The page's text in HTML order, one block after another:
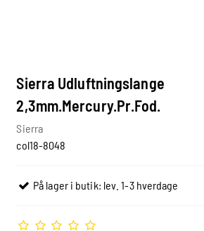
Sierra Udluftningslange
2,3mm.Mercury.Pr.Fod.
Sierra
col18-8048
På lager i butik: lev. 1-3 hverdage